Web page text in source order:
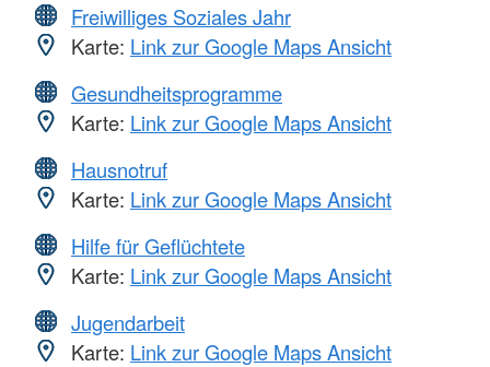
Freiwilliges Soziales Jahr
Karte: Link zur Google Maps Ansicht
Gesundheitsprogramme
Karte: Link zur Google Maps Ansicht
Hausnotruf
Karte: Link zur Google Maps Ansicht
Hilfe für Geflüchtete
Karte: Link zur Google Maps Ansicht
Jugendarbeit
Karte: Link zur Google Maps Ansicht